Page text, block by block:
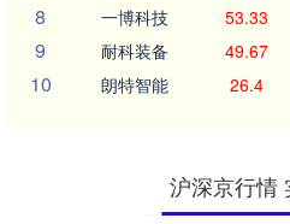
8 一博科技 53.33
9 耐科装备 49.67
10 朗特智能 26.4
沪深京行情